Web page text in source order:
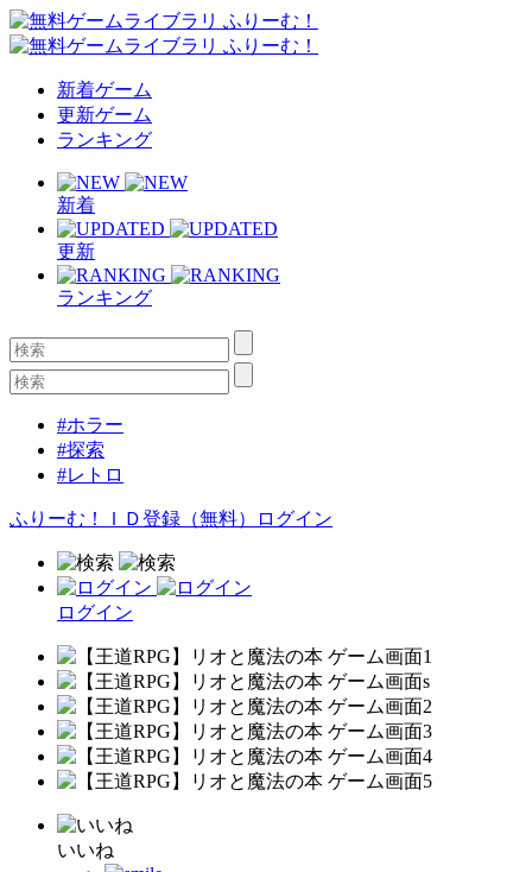
新着ゲーム
更新ゲーム
ランキング
新着
更新
ランキング
#ホラー
#探索
#レトロ
ふりーむ！ＩＤ登録（無料） ログイン
ログイン
いいね